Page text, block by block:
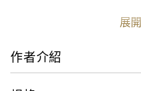
展
作者介紹